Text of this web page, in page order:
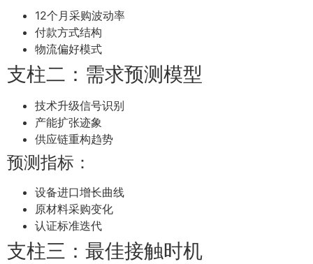
12个月采购波动率
付款方式结构
物流偏好模式
支柱二：需求预测模型
技术升级信号识别
产能扩张迹象
供应链重构趋势
预测指标：
设备进口增长曲线
原材料采购变化
认证标准迭代
支柱三：最佳接触时机